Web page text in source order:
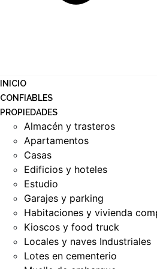
INICIO
CONFIABLES
PROPIEDADES
Almacén y trasteros
Apartamentos
Casas
Edificios y hoteles
Estudio
Garajes y parking
Habitaciones y vivienda
Kioscos y food truck
Locales y naves Industriales
Lotes en cementerio